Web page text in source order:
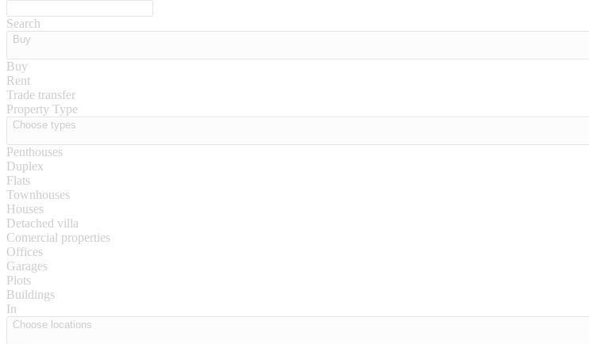
Search
Buy
Buy
Rent
Trade transfer
Property Type
Choose types
Penthouses
Duplex
Flats
Townhouses
Houses
Detached villa
Comercial properties
Offices
Garages
Plots
Buildings
In
Choose locations